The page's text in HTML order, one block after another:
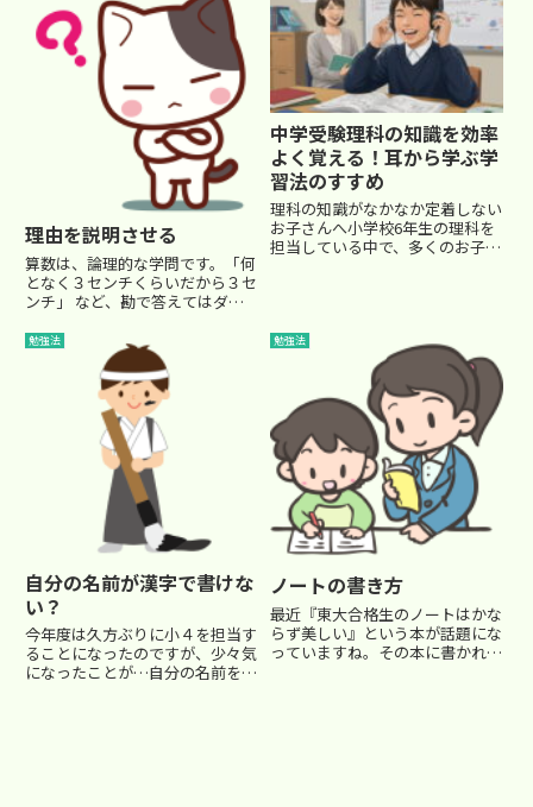
の一般生(塾生ではない受験者)の
テスト監督を担当しました。
一般生には、塾で勉強...
授...
理由を説明させる
算数は、論理的な学問です。「何
となく３センチくらいだから３セ
ンチ」 など、勘で答えてはダメ
適当に書いていたら、たまたま正
解になることもありますが、それ
で喜んでいては、算数の力はつき
ません。生徒に教えている時
中学受験理科の知識を効率
よく覚える！耳から学ぶ学
習法のすすめ
理科の知識がなかなか定着しない
お子さんへ小学校6年生の理科を
担当している中で、多くのお子さ
「授業で学ぶ ⇒ 家庭で復習 ⇒...
勉強法
自分の名前が漢字で書けな
い？
今年度は久方ぶりに小４を担当す
ることになったのですが、少々気
になったことが…自分の名前を漢
勉強法
ノートの書き方
最近『東大合格生のノートはかな
らず美しい』という本が話題にな
っていますね。その本に書かれた